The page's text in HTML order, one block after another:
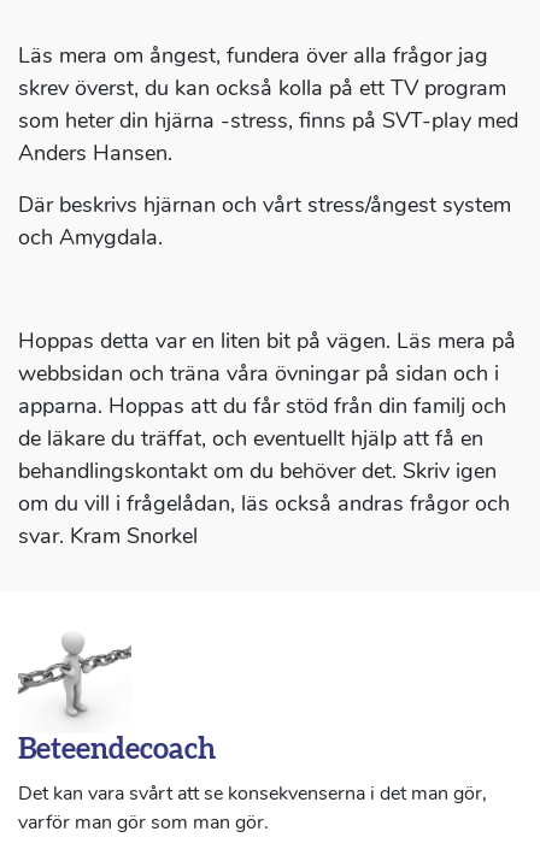
Läs mera om ångest, fundera över alla frågor jag
skrev överst, du kan också kolla på ett TV program
som heter din hjärna -stress, finns på SVT-play med
Anders Hansen.
Där beskrivs hjärnan och vårt stress/ångest system
och Amygdala.
Hoppas detta var en liten bit på vägen. Läs mera på
webbsidan och träna våra övningar på sidan och i
apparna. Hoppas att du får stöd från din familj och
de läkare du träffat, och eventuellt hjälp att få en
behandlingskontakt om du behöver det. Skriv igen
om du vill i frågelådan, läs också andras frågor och
svar. Kram Snorkel
Beteendecoach
Det kan vara svårt att se konsekvenserna i det man gör,
varför man gör som man gör.